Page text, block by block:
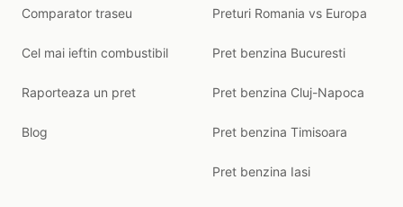
Comparator traseu
Cel mai ieftin combustibil
Raporteaza un pret
Blog
Preturi Romania vs Europa
Pret benzina Bucuresti
Pret benzina Cluj-Napoca
Pret benzina Timisoara
Pret benzina Iasi